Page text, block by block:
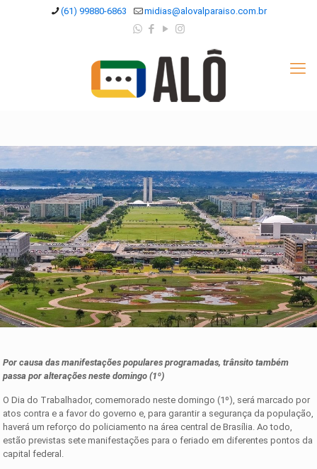
(61) 99880-6863 midias@alovalparaiso.com.br
Por causa das manifestações populares programadas, trânsito também
passa por alterações neste domingo (1º)
O Dia do Trabalhador, comemorado neste domingo (1º), será marcado por
atos contra e a favor do governo e, para garantir a segurança da população,
haverá um reforço do policiamento na área central de Brasília. Ao todo,
estão previstas sete manifestações para o feriado em diferentes pontos da
capital federal.